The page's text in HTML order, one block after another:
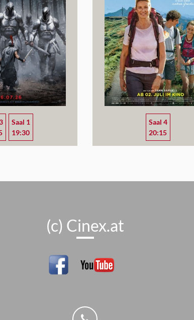
Saal 1
19:30
Saal 4
20:15
(c) Cinex.at